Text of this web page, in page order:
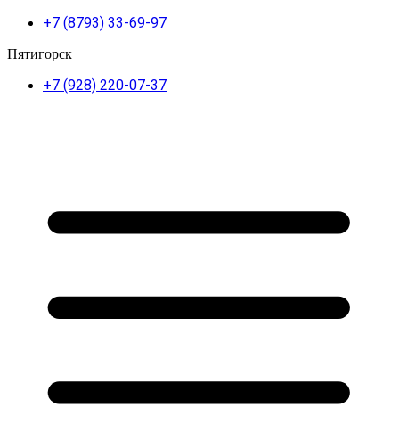
+7 (8793) 33-69-97
Пятигорск
+7 (928) 220-07-37